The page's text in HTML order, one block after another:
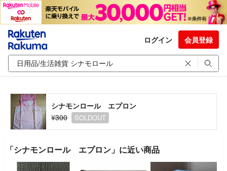
ログイン 会員登録
シナモンロール エプロン
¥300
SOLDOUT
「シナモンロール エプロン」に近い商品